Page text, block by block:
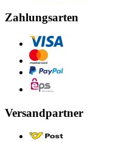
Zahlungsarten
Versandpartner